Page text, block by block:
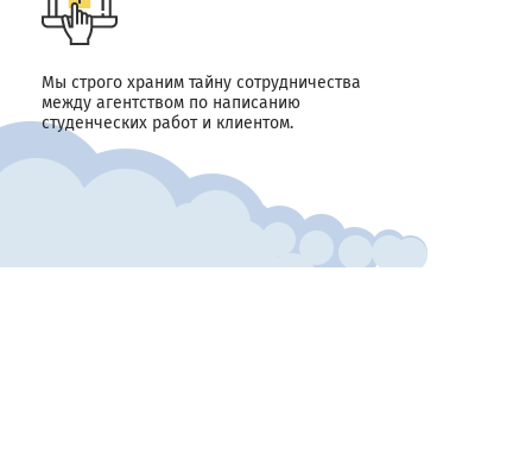
Мы строго храним тайну сотрудничества
между агентством по написанию
студенческих работ и клиентом.